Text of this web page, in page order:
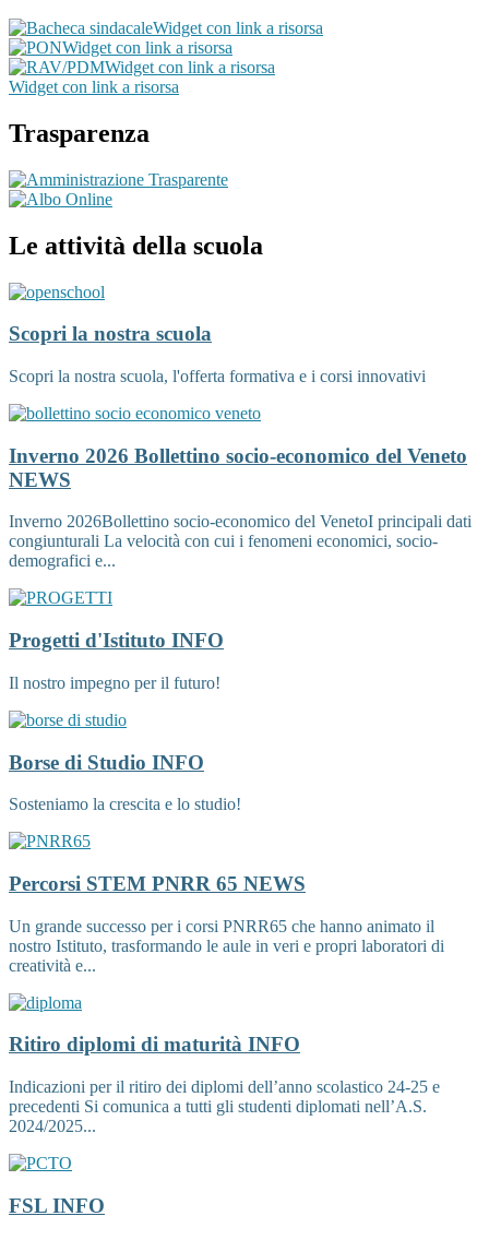
Widget con link a risorsa
Widget con link a risorsa
Widget con link a risorsa
Widget con link a risorsa
Trasparenza
Le attività della scuola
Scopri la nostra scuola
Scopri la nostra scuola, l'offerta formativa e i corsi innovativi
Inverno 2026 Bollettino socio-economico del Veneto
NEWS
Inverno 2026Bollettino socio-economico del VenetoI principali dati
congiunturali La velocità con cui i fenomeni economici, socio-
demografici e...
Progetti d'Istituto INFO
Il nostro impegno per il futuro!
Borse di Studio INFO
Sosteniamo la crescita e lo studio!
Percorsi STEM PNRR 65 NEWS
Un grande successo per i corsi PNRR65 che hanno animato il
nostro Istituto, trasformando le aule in veri e propri laboratori di
creatività e...
Ritiro diplomi di maturità INFO
Indicazioni per il ritiro dei diplomi dell’anno scolastico 24-25 e
precedenti Si comunica a tutti gli studenti diplomati nell’A.S.
2024/2025...
FSL INFO